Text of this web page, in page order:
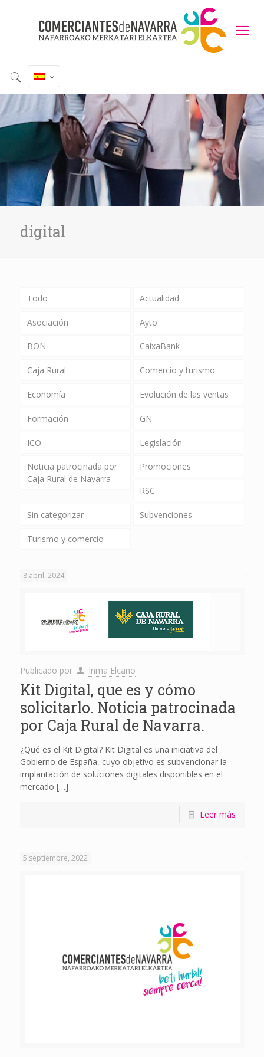
digital
Todo Actualidad
Asociación Ayto
BON CaixaBank
Caja Rural Comercio y turismo
Economía Evolución de las ventas
Formación GN
ICO Legislación
Noticia patrocinada por
Caja Rural de Navarra
Promociones
RSC
Sin categorizar Subvenciones
Turismo y comercio
8 abril, 2024
Publicado por Inma Elcano
Kit Digital, que es y cómo
solicitarlo. Noticia patrocinada
por Caja Rural de Navarra.
¿Qué es el Kit Digital? Kit Digital es una iniciativa del
Gobierno de España, cuyo objetivo es subvencionar la
implantación de soluciones digitales disponibles en el
mercado […]
Leer más
5 septiembre, 2022